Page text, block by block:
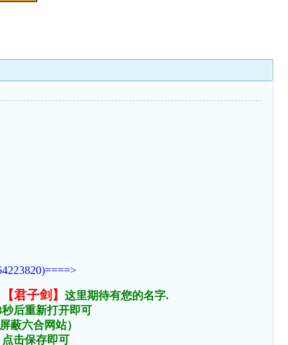
君子剑】
这里期待有您的名字.
后重新打开即可
蔽六合网站）
点击保存即可